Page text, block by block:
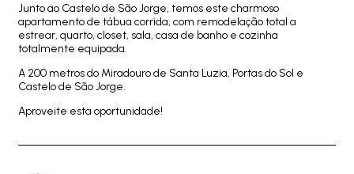
Junto ao Castelo de São Jorge, temos este charmoso
apartamento de tábua corrida, com remodelação total a
estrear, quarto, closet, sala, casa de banho e cozinha
totalmente equipada.
A 200 metros do Miradouro de Santa Luzia, Portas do Sol e
Castelo de São Jorge.
Aproveite esta oportunidade!